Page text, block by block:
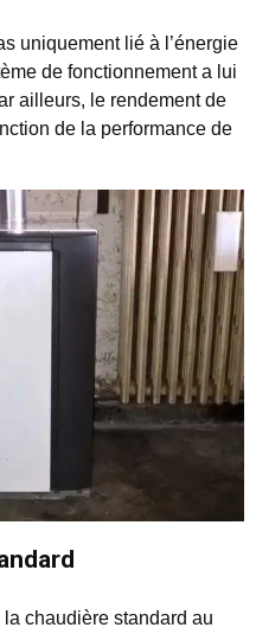
uniquement lié à l’énergie
de fonctionnement a lui
ailleurs, le rendement de
de la performance de
la chaudière standard au